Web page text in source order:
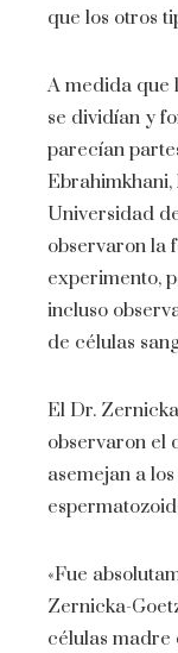
que los otros
A medida que
se dividían y
parecían
Universidad
observaron la
experimento,
incluso
de células
El Dr.
observaron el
asemejan a
«Fue
Zernicka-
células madre